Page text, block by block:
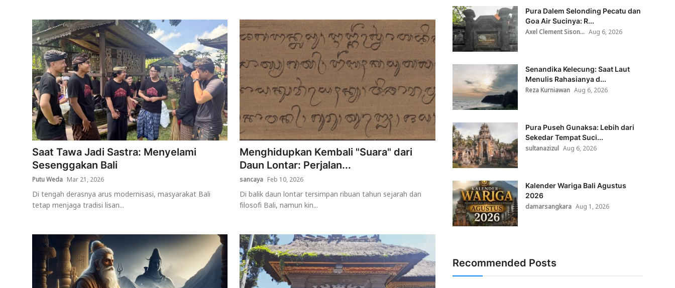
Saat Tawa Jadi Sastra: Menyelami
Sesenggakan Bali
Putu Weda Mar 21, 2026
Di tengah derasnya arus modernisasi, masyarakat Bali
tetap menjaga tradisi lisan...
Menghidupkan Kembali "Suara" dari
Daun Lontar: Perjalan...
sancaya Feb 10, 2026
Di balik daun lontar tersimpan ribuan tahun sejarah dan
filosofi Bali, namun kin...
Pura Dalem Selonding Pecatu dan
Goa Air Sucinya: R...
Axel Clement Sison... Aug 6, 2026
Senandika Kelecung: Saat Laut
Menulis Rahasianya d...
Reza Kurniawan Aug 6, 2026
Pura Puseh Gunaksa: Lebih dari
Sekedar Tempat Suci...
sultanazizul Aug 6, 2026
Kalender Wariga Bali Agustus
2026
damarsangkara Aug 1, 2026
Recommended Posts